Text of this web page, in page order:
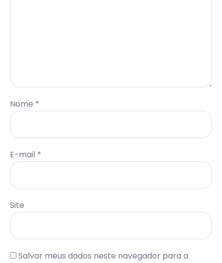
Nome *
E-mail *
Site
Salvar meus dados neste navegador para a